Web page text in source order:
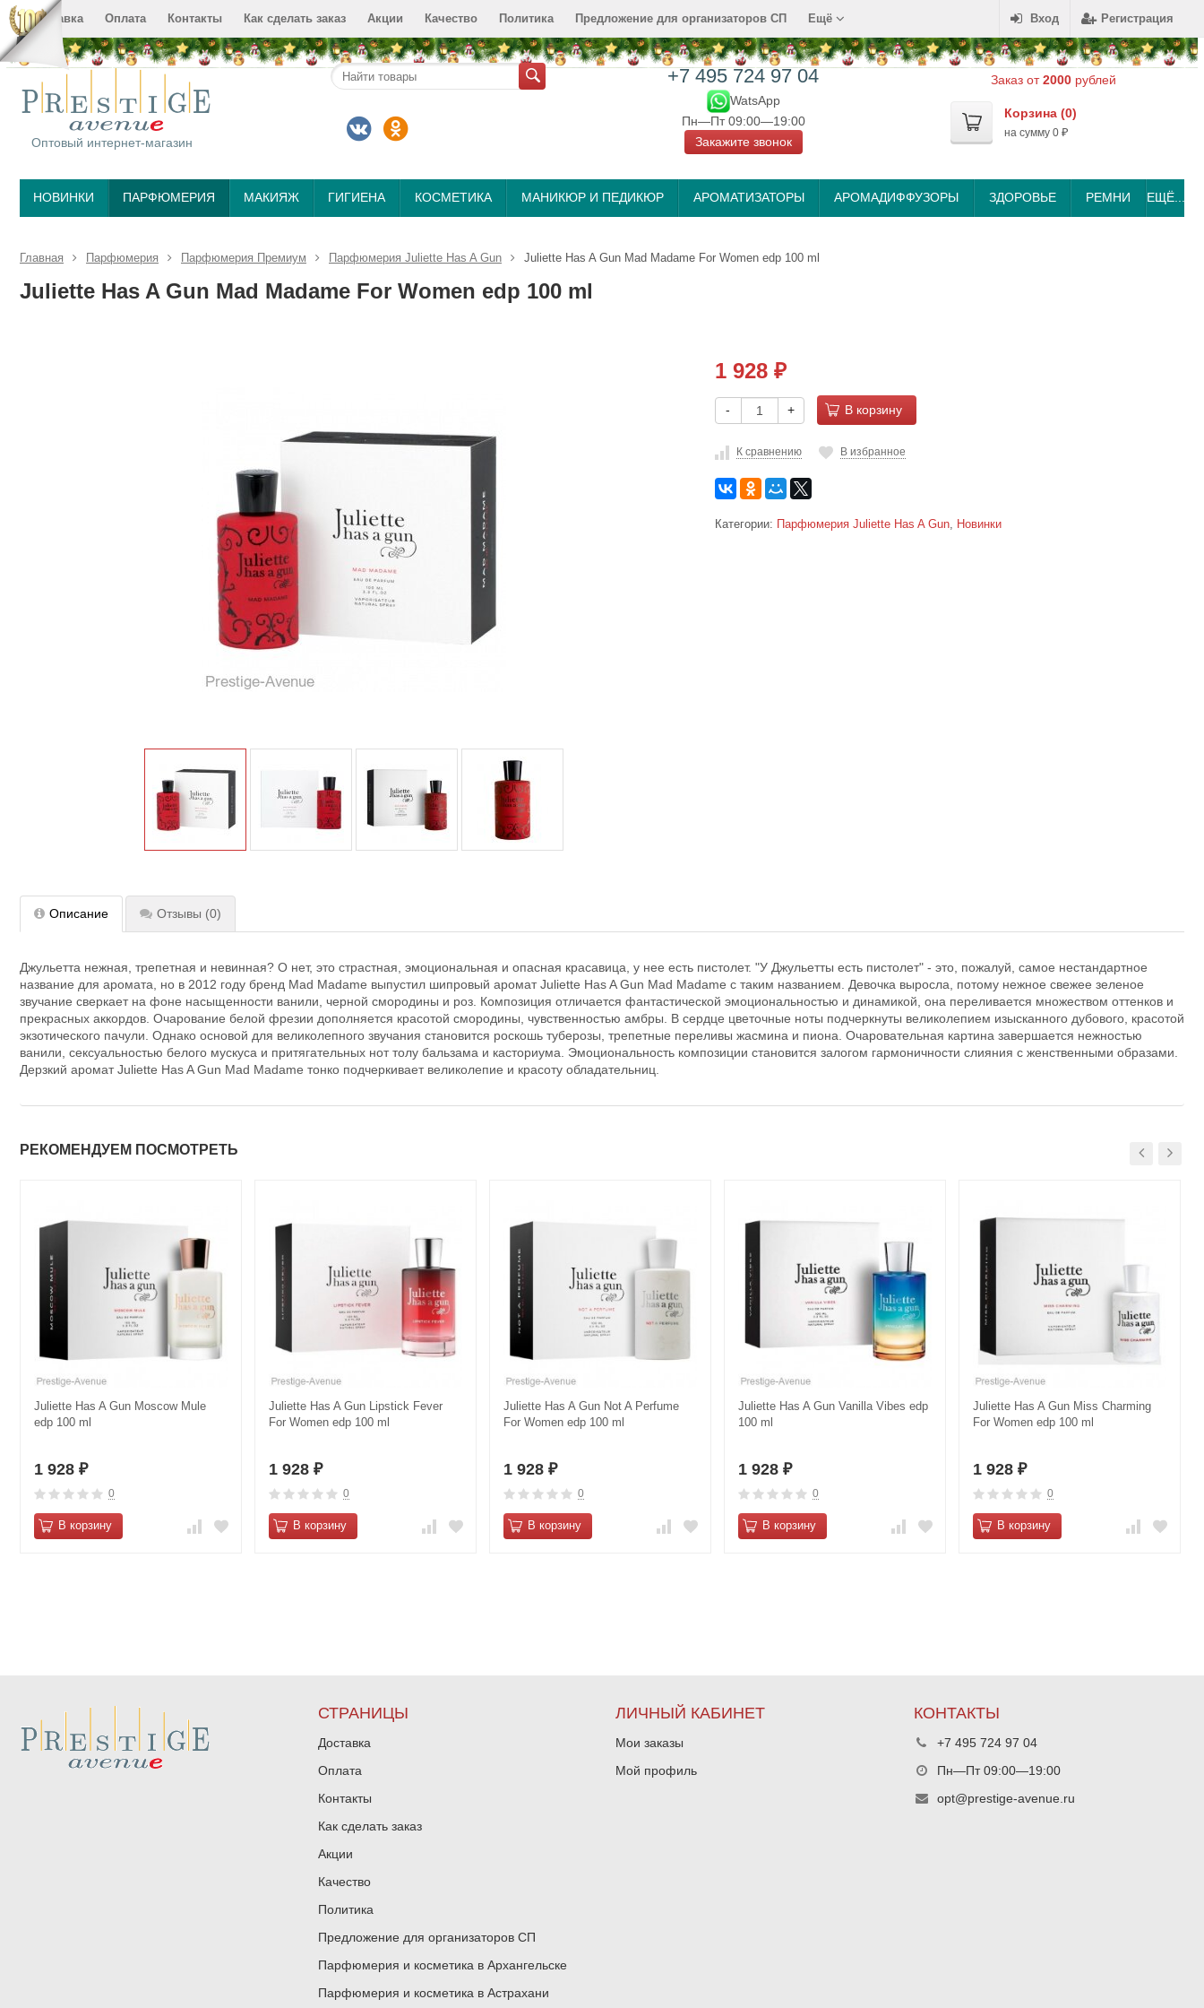
Вход Регистрация
Доставка Оплата Контакты Как сделать заказ Акции Качество Политика Предложение для организаторов СП Ещё
Оптовый интернет-магазин
+7 495 724 97 04
WatsApp
Пн—Пт 09:00—19:00
Закажите звонок
Заказ от2000 рублей
Корзина (0)
на сумму 0 ₽
НОВИНКИ ПАРФЮМЕРИЯ МАКИЯЖ ГИГИЕНА КОСМЕТИКА МАНИКЮР И ПЕДИКЮР АРОМАТИЗАТОРЫ АРОМАДИФФУЗОРЫ ЗДОРОВЬЕ РЕМНИ ЕЩЁ...
Главная Парфюмерия Парфюмерия Премиум Парфюмерия Juliette Has A Gun Juliette Has A Gun Mad Madame For Women edp 100 ml
Juliette Has A Gun Mad Madame For Women edp 100 ml
1 928 ₽
- + В корзину
К сравнению В избранное
Категории: Парфюмерия Juliette Has A Gun, Новинки
Описание Отзывы (0)
Джульетта нежная, трепетная и невинная? О нет, это страстная, эмоциональная и опасная красавица, у нее есть пистолет. "У Джульетты есть пистолет" - это, пожалуй, самое нестандартное
название для аромата, но в 2012 году бренд Mad Madame выпустил шипровый аромат Juliette Has A Gun Mad Madame с таким названием. Девочка выросла, потому нежное свежее зеленое
звучание сверкает на фоне насыщенности ванили, черной смородины и роз. Композиция отличается фантастической эмоциональностью и динамикой, она переливается множеством оттенков и
прекрасных аккордов. Очарование белой фрезии дополняется красотой смородины, чувственностью амбры. В сердце цветочные ноты подчеркнуты великолепием изысканного дубового, красотой
экзотического пачули. Однако основой для великолепного звучания становится роскошь туберозы, трепетные переливы жасмина и пиона. Очаровательная картина завершается нежностью
ванили, сексуальностью белого мускуса и притягательных нот толу бальзама и касториума. Эмоциональность композиции становится залогом гармоничности слияния с женственными образами.
Дерзкий аромат Juliette Has A Gun Mad Madame тонко подчеркивает великолепие и красоту обладательниц.
РЕКОМЕНДУЕМ ПОСМОТРЕТЬ
Juliette Has A Gun Moscow Mule
edp 100 ml
1 928 ₽
0
В корзину
Juliette Has A Gun Lipstick Fever
For Women edp 100 ml
1 928 ₽
0
В корзину
Juliette Has A Gun Not A Perfume
For Women edp 100 ml
1 928 ₽
0
В корзину
Juliette Has A Gun Vanilla Vibes edp
100 ml
1 928 ₽
0
В корзину
Juliette Has A Gun Miss Charming
For Women edp 100 ml
1 928 ₽
0
В корзину
СТРАНИЦЫ
Доставка
Оплата
Контакты
Как сделать заказ
Акции
Качество
Политика
Предложение для организаторов СП
Парфюмерия и косметика в Архангельске
Парфюмерия и косметика в Астрахани
ЛИЧНЫЙ КАБИНЕТ
Мои заказы
Мой профиль
КОНТАКТЫ
+7 495 724 97 04
Пн—Пт 09:00—19:00
opt@prestige-avenue.ru